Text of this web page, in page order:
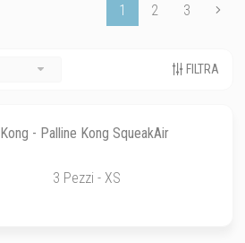
1 2 3
FILTRA
Kong - Palline Kong SqueakAir
3 Pezzi - XS